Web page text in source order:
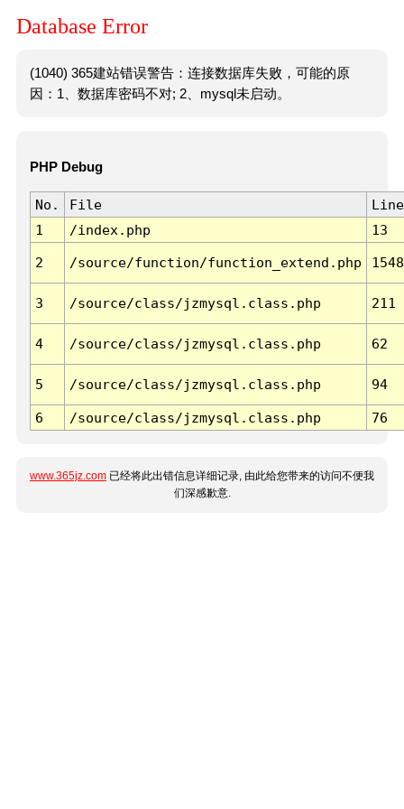
Database Error
(1040) 365建站错误警告：连接数据库失败，可能的原
因：1、数据库密码不对; 2、mysql未启动。
PHP Debug
No. File
Line
1
/index.php 13
2 /source/function/function_extend.php 1548
3 /source/class/jzmysql.class.php 211
4 /source/class/jzmysql.class.php 62
5 /source/class/jzmysql.class.php 94
6 /source/class/jzmysql.class.php 76
www.365jz.com 已经将此出错信息详细记录, 由此给您带来的访问不便我
们深感歉意.